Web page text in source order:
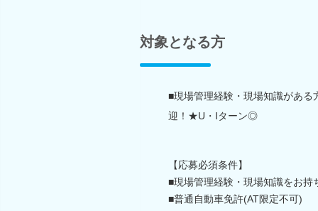
対象となる方
■現場管理経験・現場知識があ
迎！★U・Iターン◎
【応募必須条件】
■現場管理経験・現場知識をお持
■普通自動車免許(AT限定不可)